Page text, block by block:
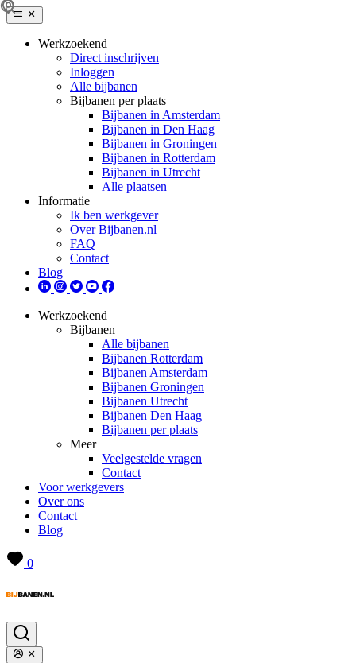
Werkzoekend
Direct inschrijven
Inloggen
Alle bijbanen
Bijbanen per plaats
Bijbanen in Amsterdam
Bijbanen in Den Haag
Bijbanen in Groningen
Bijbanen in Rotterdam
Bijbanen in Utrecht
Alle plaatsen
Informatie
Ik ben werkgever
Over Bijbanen.nl
FAQ
Contact
Blog
Werkzoekend
Bijbanen
Alle bijbanen
Bijbanen Rotterdam
Bijbanen Amsterdam
Bijbanen Groningen
Bijbanen Utrecht
Bijbanen Den Haag
Bijbanen per plaats
Meer
Veelgestelde vragen
Contact
Voor werkgevers
Over ons
Contact
Blog
0